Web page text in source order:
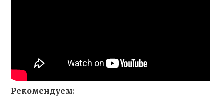
Рекомендуем: